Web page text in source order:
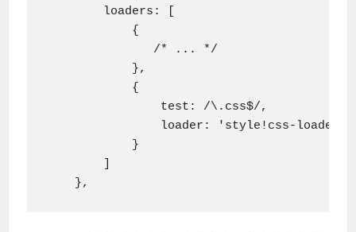
        loaders: [
            {
               /* ... */
            },
            {
                test: /\.css$/,
                loader: 'style!css-loader'
            }
    },